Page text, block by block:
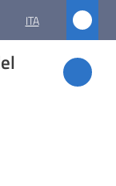
ITA